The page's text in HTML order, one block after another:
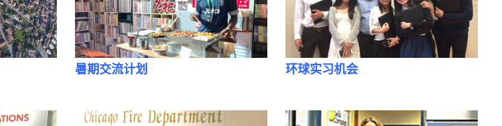
暑期交流计划 环球实习机会